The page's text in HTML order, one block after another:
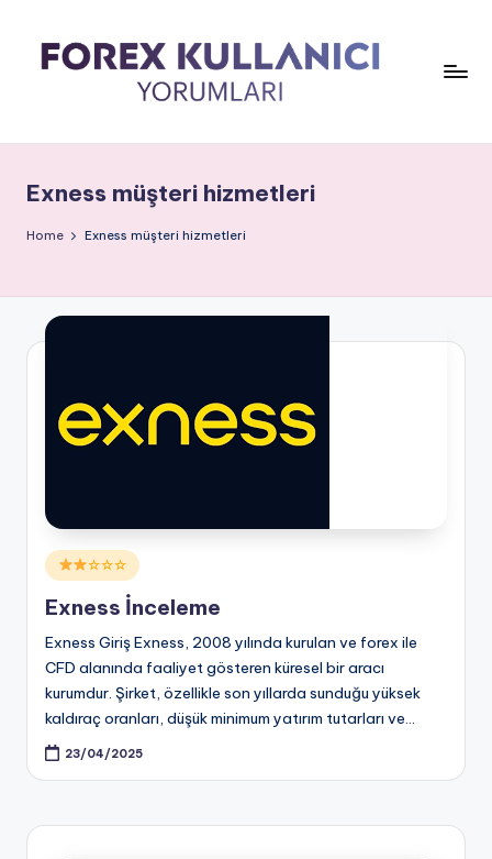
Exness müşteri hizmetleri
Home Exness müşteri hizmetleri
Posted
in
☆☆☆
Exness İnceleme
Exness Giriş Exness, 2008 yılında kurulan ve forex ile
CFD alanında faaliyet gösteren küresel bir aracı
kurumdur. Şirket, özellikle son yıllarda sunduğu yüksek
kaldıraç oranları, düşük minimum yatırım tutarları ve…
23/04/2025